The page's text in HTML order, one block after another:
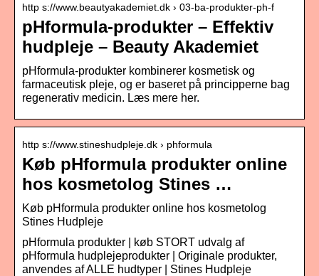
http s://www.beautyakademiet.dk › 03-ba-produkter-ph-f
pHformula-produkter – Effektiv
hudpleje – Beauty Akademiet
pHformula-produkter kombinerer kosmetisk og
farmaceutisk pleje, og er baseret på principperne bag
regenerativ medicin. Læs mere her.
http s://www.stineshudpleje.dk › phformula
Køb pHformula produkter online
hos kosmetolog Stines …
Køb pHformula produkter online hos kosmetolog
Stines Hudpleje
pHformula produkter | køb STORT udvalg af
pHformula hudplejeprodukter | Originale produkter,
anvendes af ALLE hudtyper | Stines Hudpleje